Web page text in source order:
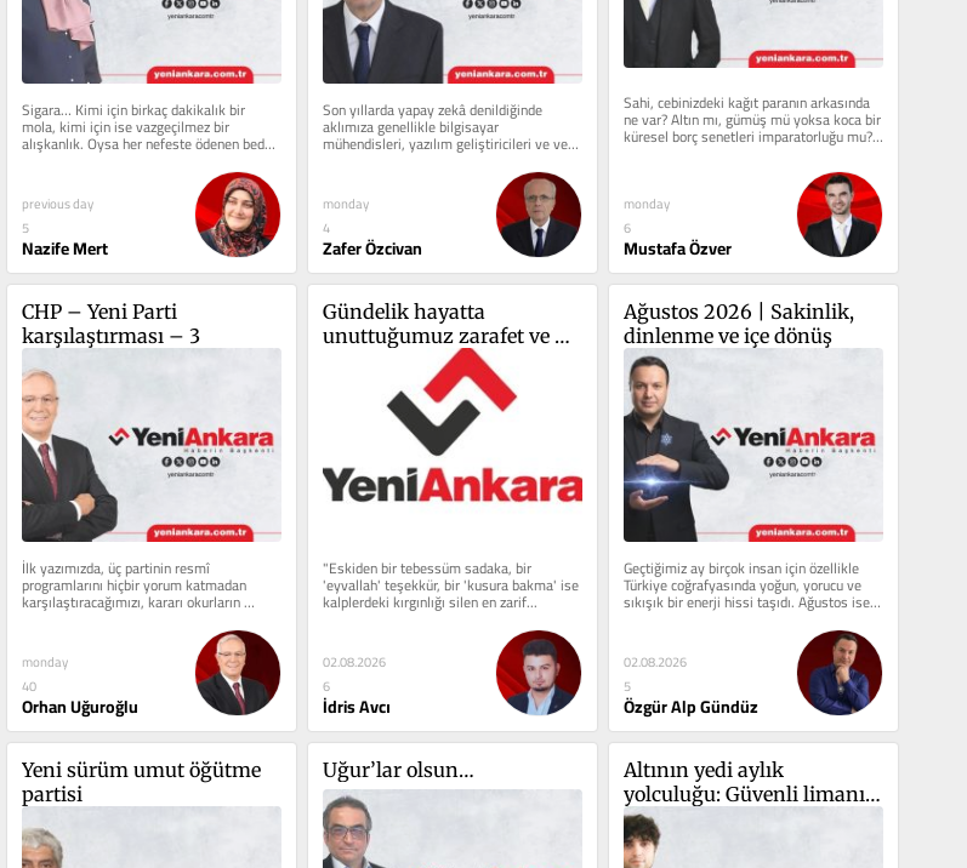
Sigara… Kimi için birkaç dakikalık bir
mola, kimi için ise vazgeçilmez bir
alışkanlık. Oysa her nefeste ödenen bedel,
paketin üzerinde...
previous day
5
Nazife Mert
Son yıllarda yapay zekâ denildiğinde
aklımıza genellikle bilgisayar
mühendisleri, yazılım geliştiricileri ve veri
bilimcileri geliyor. Oysa...
monday
4
Zafer Özcivan
Sahi, cebinizdeki kağıt paranın arkasında
ne var? Altın mı, gümüş mü yoksa koca bir
küresel borç senetleri imparatorluğu mu?
monday
6
Mustafa Özver
CHP – Yeni Parti
karşılaştırması – 3
İlk yazımızda, üç partinin resmî
programlarını hiçbir yorum katmadan
karşılaştıracağımızı, kararı okurların
vereceğini ifade...
monday
40
Orhan Uğuroğlu
Gündelik hayatta
unuttuğumuz zarafet ve
"Eskiden bir tebessüm sadaka, bir
'eyvallah' teşekkür, bir 'kusura bakma' ise
kalplerdeki kırgınlığı silen en zarif...
02.08.2026
6
İdris Avcı
Ağustos 2026 | Sakinlik,
dinlenme ve içe dönüş
Geçtiğimiz ay birçok insan için özellikle
Türkiye coğrafyasında yoğun, yorucu ve
sıkışık bir enerji hissi taşıdı. Ağustos ise
biraz...
02.08.2026
5
Özgür Alp Gündüz
Yeni sürüm umut öğütme
partisi
Uğur’lar olsun…
Altının yedi aylık
yolculuğu: Güvenli limanın
sınavı